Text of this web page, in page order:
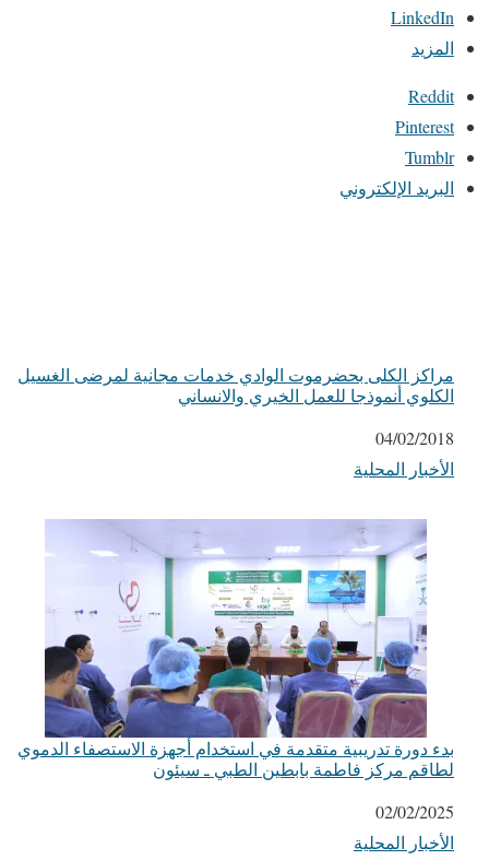
LinkedIn
المزيد
Reddit
Pinterest
Tumblr
البريد الإلكتروني
مراكز الكلى بحضرموت الوادي خدمات مجانية لمرضى الغسيل
الكلوي أنموذجا للعمل الخيري والانساني
التاريخ
04/02/2018
في ما يتعلق بما يأتي
الأخبار المحلية
بدء دورة تدريبية متقدمة في استخدام أجهزة الاستصفاء الدموي
لطاقم مركز فاطمة بابطين الطبي ـ سيئون
التاريخ
02/02/2025
في ما يتعلق بما يأتي
الأخبار المحلية